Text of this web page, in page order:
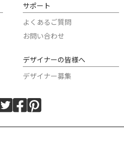
サポート
よくあるご質問
お問い合わせ
デザイナーの皆様へ
デザイナー募集